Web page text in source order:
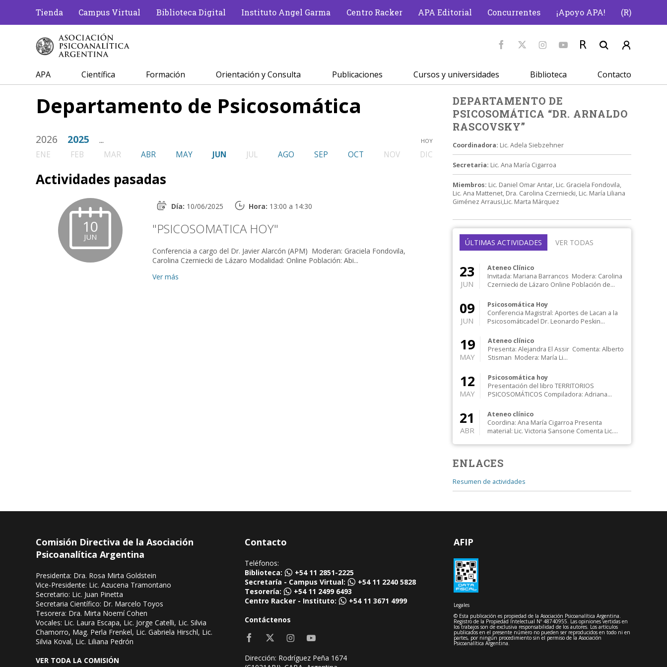
Tienda Campus Virtual Biblioteca Digital Instituto Angel Garma Centro Racker APA Editorial Concurrentes ¡Apoyo APA! (R)
APA Científica Formación Orientación y Consulta Publicaciones Cursos y universidades Biblioteca Contacto
Departamento de Psicosomática
2026 2025 ... HOY
ENE FEB MAR ABR MAY JUN JUL AGO SEP OCT NOV DIC
Actividades pasadas
10
JUN
Día: 10/06/2025 Hora: 13:00 a 14:30
"PSICOSOMATICA HOY"
Conferencia a cargo del Dr. Javier Alarcón (APM) Moderan: Graciela Fondovila,
Carolina Czerniecki de Lázaro Modalidad: Online Población: Abi...
Ver más
DEPARTAMENTO DE
PSICOSOMÁTICA “DR. ARNALDO
RASCOVSKY”
Coordinadora: Lic. Adela Siebzehner
Secretaria: Lic. Ana María Cigarroa
Miembros: Lic. Daniel Omar Antar, Lic. Graciela Fondovila,
Lic. Ana Mattenet, Dra. Carolina Czerniecki, Lic. María Liliana
Giménez Arrausi,Lic. Marta Márquez
ÚLTIMAS ACTIVIDADES VER TODAS
23
JUN
Ateneo Clínico
Invitada: Mariana Barrancos Modera: Carolina
Czerniecki de Lázaro Online Población de...
09
JUN
Psicosomática Hoy
Conferencia Magistral: Aportes de Lacan a la
Psicosomáticadel Dr. Leonardo Peskin
19
MAY
Ateneo clínico
Presenta: Alejandra El Assir Comenta: Alberto
Stisman Modera: María Li...
12
MAY
Psicosomática hoy
Presentación del libro TERRITORIOS
PSICOSOMÁTICOS Compiladora: Adriana
21
ABR
Ateneo clínico
Coordina: Ana María Cigarroa Presenta
material: Lic. Victoria Sansone Comenta Lic.
ENLACES
Resumen de actividades
Comisión Directiva de la Asociación
Psicoanalítica Argentina
Presidenta: Dra. Rosa Mirta Goldstein
Vice-Presidente: Lic. Azucena Tramontano
Secretario: Lic. Juan Pinetta
Secretaria Científico: Dr. Marcelo Toyos
Tesorera: Dra. Mirta Noemí Cohen
Vocales: Lic. Laura Escapa, Lic. Jorge Catelli, Lic. Silvia
Chamorro, Mag. Perla Frenkel, Lic. Gabriela Hirschl, Lic.
Silvia Koval, Lic. Liliana Pedrón
VER TODA LA COMISIÓN
Contacto
Teléfonos:
Biblioteca:
+54 11 2851-2225
Secretaría - Campus Virtual:
+54 11 2240 5828
Tesorería:
+54 11 2499 6493
Centro Racker - Instituto:
+54 11 3671 4999
Contáctenos
Dirección: Rodríguez Peña 1674
AFIP
Legales
© Esta publicación es propiedad de la Asociación Psicoanalítica Argentina.
Registro de la Propiedad Intelectual Nº 48740955. Las opiniones vertidas en
los trabajos son de exclusiva responsabilidad de los autores. Los artículos
publicados en el presente número no pueden ser reproducidos en todo ni en
partes, por ningún procedimiento sin el permiso de la Asociación
Psicoanalítica Argentina.